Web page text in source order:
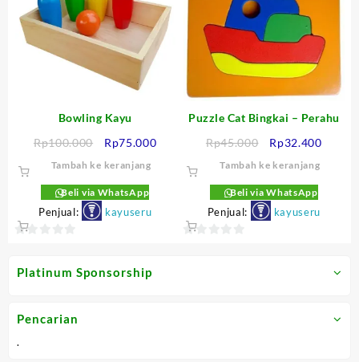
Platinum Sponsorship
Pencarian
.
Bowling Kayu
Rp100.000
Harga
aslinya
Rp100.000.
Rp75.000Harga
Rp75.000.
Tambah ke keranjang
Beli via WhatsApp
Penjual: kayuseru
of
Puzzle Cat Bingkai – Perahu
Rp45.000
Harga
aslinya
Rp45.000.
Rp32.400Harga
Tambah ke keranjang
Beli via WhatsApp
Penjual: kayuseru